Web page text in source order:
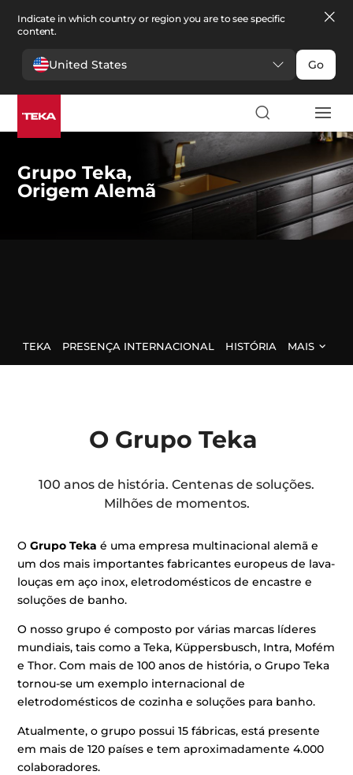
Indicate in which country or region you are to see specific
content.
United States Go
Grupo Teka,
Origem Alemã
TEKA PRESENÇA INTERNACIONAL HISTÓRIA MAIS
O Grupo Teka
100 anos de história. Centenas de soluções.
Milhões de momentos.
OGrupo Teka é uma empresa multinacional alemã e
um dos mais importantes fabricantes europeus de lava-
louças em aço inox, eletrodomésticos de encastre e
soluções de banho.
O nosso grupo é composto por várias marcas líderes
mundiais, tais como a Teka, Küppersbusch, Intra, Mofém
e Thor. Com mais de 100 anos de história, o Grupo Teka
tornou-se um exemplo internacional de
eletrodomésticos de cozinha e soluções para banho.
Atualmente, o grupo possui 15 fábricas, está presente
em mais de 120 países e tem aproximadamente 4.000
colaboradores.